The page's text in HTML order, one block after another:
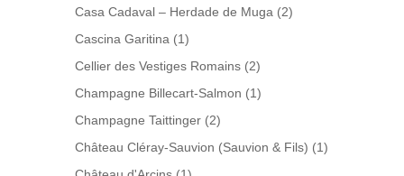
Casa Cadaval – Herdade de Muga (2)
Cascina Garitina (1)
Cellier des Vestiges Romains (2)
Champagne Billecart-Salmon (1)
Champagne Taittinger (2)
Château Cléray-Sauvion (Sauvion & Fils) (1)